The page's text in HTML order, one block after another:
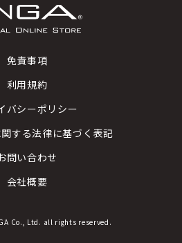
免責事項
利用規約
バシーポリシー
する法律に基づく表記
問い合わせ
会社概要
Co., Ltd. all rights reserved.